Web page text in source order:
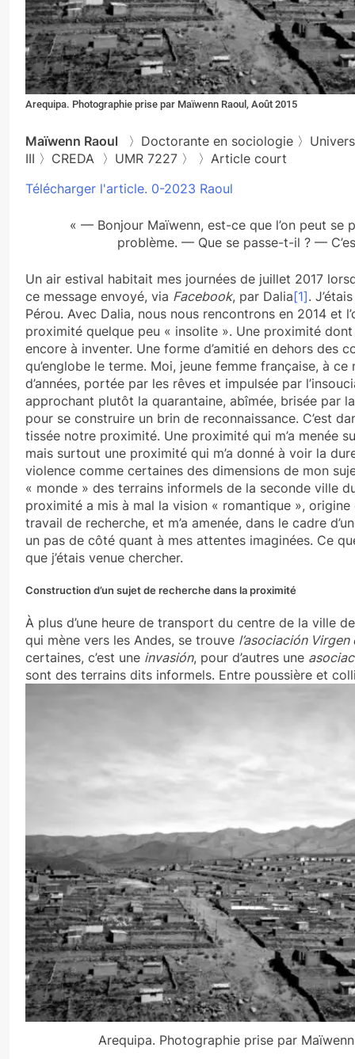
Arequipa. Photographie prise par Maïwenn Raoul, Août 2015
Maïwenn Raoul
〉Doctorante en sociologie 〉
III 〉CREDA 〉UMR 7227 〉 〉Article court
Télécharger l'article. 0-2023 Raoul
« — Bonjour Maïwenn, est-ce que l’on peut se
problème. — Que se passe-t-il ? —
Un air estival habitait mes journées de juillet 2017
ce message envoyé, via Facebook, par Dalia[1].
Pérou. Avec Dalia, nous nous rencontrons en 2014 et
proximité quelque peu « insolite ». Une proximité
encore à inventer. Une forme d’amitié en dehors des
qu’englobe le terme. Moi, jeune femme française, à ce
d’années, portée par les rêves et impulsée par
approchant plutôt la quarantaine, abîmée, brisée par
pour se construire un brin de reconnaissance. C’est
tissée notre proximité. Une proximité qui m’a menée
mais surtout une proximité qui m’a donné à voir la
violence comme certaines des dimensions de mon
« monde » des terrains informels de la seconde ville
proximité a mis à mal la vision « romantique »,
travail de recherche, et m’a amenée, dans le cadre
un pas de côté quant à mes attentes imaginées. Ce
que j’étais venue chercher.
Construction d’un sujet de recherche dans la proximité
À plus d’une heure de transport du centre de la ville
qui mène vers les Andes, se trouve l’asociación
certaines, c’est une invasión, pour d’autres une
sont des terrains dits informels. Entre poussière et
Arequipa. Photographie prise par